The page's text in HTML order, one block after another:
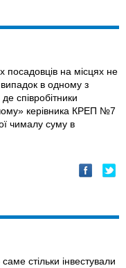
посадовців на місцях не
в одному з
співробітники
керівника КРЕП №7
чималу суму в
стільки інвестували